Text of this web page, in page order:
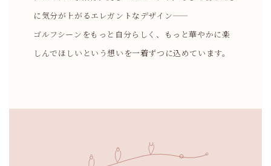
に気分が上がるエレガントなデザイン——
ゴルフシーンをもっと自分らしく、もっと華やかに楽
しんでほしいという想いを一着ずつに込めています。